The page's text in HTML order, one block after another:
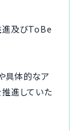
進及びToBe
具体的なア
推進していた